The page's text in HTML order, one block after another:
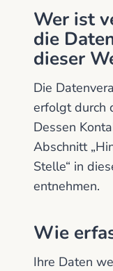
Wer ist
die
dieser
Die
erfolgt durch
Dessen
Abschnitt
Stelle“ in
entnehmen.
Wie
Ihre Daten